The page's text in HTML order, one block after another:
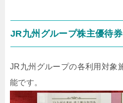
JR九州グループ株主優待券
JR九州グループの各利用対象
能です。